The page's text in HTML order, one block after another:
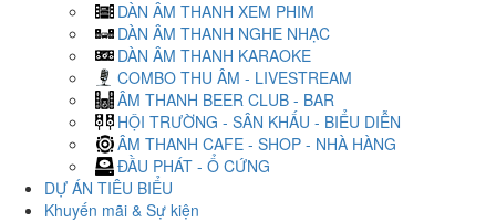
DÀN ÂM THANH XEM PHIM
DÀN ÂM THANH NGHE NHẠC
DÀN ÂM THANH KARAOKE
COMBO THU ÂM - LIVESTREAM
ÂM THANH BEER CLUB - BAR
HỘI TRƯỜNG - SÂN KHẤU - BIỂU DIỄN
ÂM THANH CAFE - SHOP - NHÀ HÀNG
ĐẦU PHÁT - Ổ CỨNG
DỰ ÁN TIÊU BIỂU
Khuyến mãi & Sự kiện